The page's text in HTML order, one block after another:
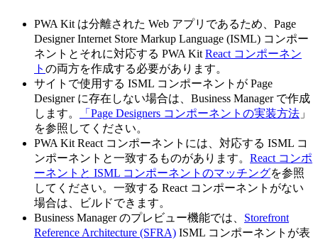
PWA Kit は分離された Web アプリであるため、Page
Designer Internet Store Markup Language (ISML) コンポー
ネントとそれに対応する PWA Kit React コンポーネン
ト の両方を作成する必要があります。
サイトで使用する ISML コンポーネントが Page
Designer に存在しない場合は、Business Manager で作成
します。
「Page Designers コンポーネントの実装方法 」
を参照してください。
PWA Kit React コンポーネントには、対応する ISML コ
ンポーネントと一致するものがあります。 React コンポ
ーネントと ISML コンポーネントのマッチングを参照
してください。一致する React コンポーネントがない
場合は、ビルドできます。
Business Manager のプレビュー機能では、 Storefront
Reference Architecture (SFRA) ISML コンポーネントが表